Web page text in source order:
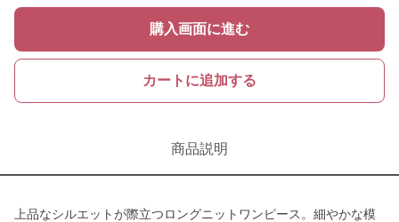
購入画面に進む
カートに追加する
商品説明
上品なシルエットが際立つロングニットワンピース。細やかな模